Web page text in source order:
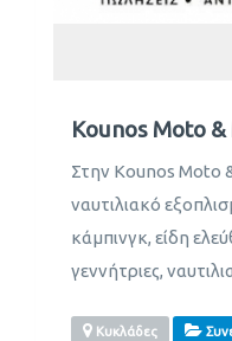
Kounos Moto
Στην Kounos Moto
ναυτιλιακό
κάμπινγκ, είδη
γεννήτριες,
Κυκλάδες